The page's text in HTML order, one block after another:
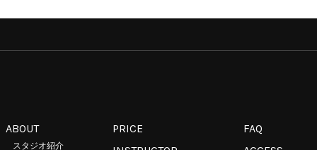
ABOUT
スタジオ紹介
PRICE
FAQ